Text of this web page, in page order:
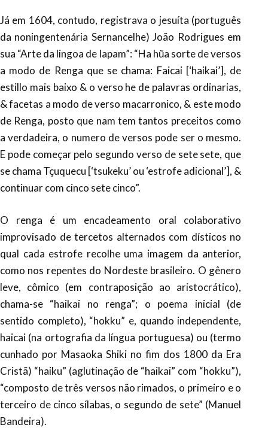
Já em 1604, contudo, registrava o jesuíta (português
da noningentenária Sernancelhe) João Rodrigues em
sua “Arte da lingoa de Iapam”: “Ha hũa sorte de versos
a modo de Renga que se chama: Faicai [‘haikai’], de
estillo mais baixo & o verso he de palavras ordinarias,
& facetas a modo de verso macarronico, & este modo
de Renga, posto que nam tem tantos preceitos como
a verdadeira, o numero de versos pode ser o mesmo.
E pode começar pelo segundo verso de sete sete, que
se chama Tçuquecu [‘tsukeku’ ou ‘estrofe adicional’], &
continuar com cinco sete cinco”.
O renga é um encadeamento oral colaborativo
improvisado de tercetos alternados com dísticos no
qual cada estrofe recolhe uma imagem da anterior,
como nos repentes do Nordeste brasileiro. O gênero
leve, cômico (em contraposição ao aristocrático),
chama-se “haikai no renga”; o poema inicial (de
sentido completo), “hokku” e, quando independente,
haicai (na ortografia da língua portuguesa) ou (termo
cunhado por Masaoka Shiki no fim dos 1800 da Era
Cristã) “haiku” (aglutinação de “haikai” com “hokku”),
“composto de três versos não rimados, o primeiro e o
terceiro de cinco sílabas, o segundo de sete” (Manuel
Bandeira).